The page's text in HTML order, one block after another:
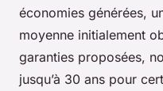
économies générées,
moyenne initialement
garanties proposées,
jusqu’à 30 ans pour